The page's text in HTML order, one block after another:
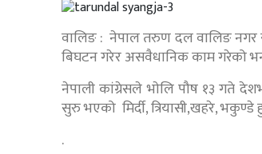
वालिङ : नेपाल तरुण दल वालिङ नगर
बिघटन गरेर असवैधानिक काम गरेको
नेपाली कांग्रेसले भाेलि पौष १३ गते
सुरु भएको मिर्दी, त्रियासी,खहरे,
.